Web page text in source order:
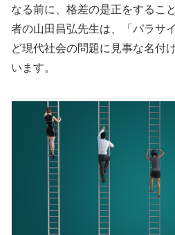
なる前に、格差の是正をするこ
者の山田昌弘先生は、「パラサ
ど現代社会の問題に見事な名付
います。